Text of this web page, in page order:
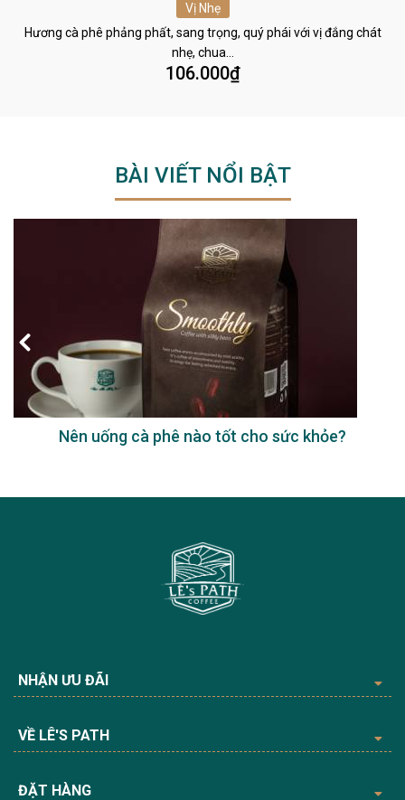
Vị Nhẹ
Hương cà phê phảng phất, sang trọng, quý phái với vị đắng chát
nhẹ, chua…
106.000₫
BÀI VIẾT NỔI BẬT
Uống cà phê sữa có tốt không?
NHẬN ƯU ĐÃI
VỀ LÊ'S PATH
ĐẶT HÀNG